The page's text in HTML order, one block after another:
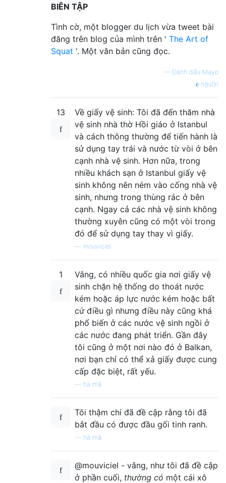
BIÊN TẬP
Tình cờ, một blogger du lịch vừa tweet bài
đăng trên blog của mình trên ' The Art of
Squat '. Một văn bản cũng đọc.
— Đánh dấu Mayo
nguồn
13
Về giấy vệ sinh: Tôi đã đến thăm nhà
vệ sinh nhà thờ Hồi giáo ở Istanbul
và cách thông thường để tiến hành là
sử dụng tay trái và nước từ vòi ở bên
cạnh nhà vệ sinh. Hơn nữa, trong
nhiều khách sạn ở Istanbul giấy vệ
sinh không nên ném vào cống nhà vệ
sinh, nhưng trong thùng rác ở bên
cạnh. Ngay cả các nhà vệ sinh không
thường xuyên cũng có một vòi trong
đó để sử dụng tay thay vì giấy.
mouviciel
1
Vâng, có nhiều quốc gia nơi giấy vệ
sinh chặn hệ thống do thoát nước
kém hoặc áp lực nước kém hoặc bất
cứ điều gì nhưng điều này cũng khá
phổ biến ở các nước vệ sinh ngồi ở
các nước đang phát triển. Gần đây
tôi cũng ở một nơi nào đó ở Balkan,
nơi bạn chỉ có thể xả giấy được cung
cấp đặc biệt, rất yếu.
hà mã
Tôi thậm chí đã đề cập rằng tôi đã
bắt đầu có được đầu gối tinh ranh.
hà mã
@mouviciel - vâng, như tôi đã đề cập
ở phần cuối, thường có một cái xô